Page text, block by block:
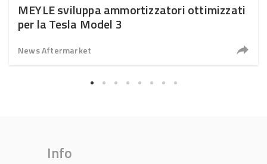
MEYLE sviluppa ammortizzatori ottimizzati
per la Tesla Model 3
News Aftermarket
Info